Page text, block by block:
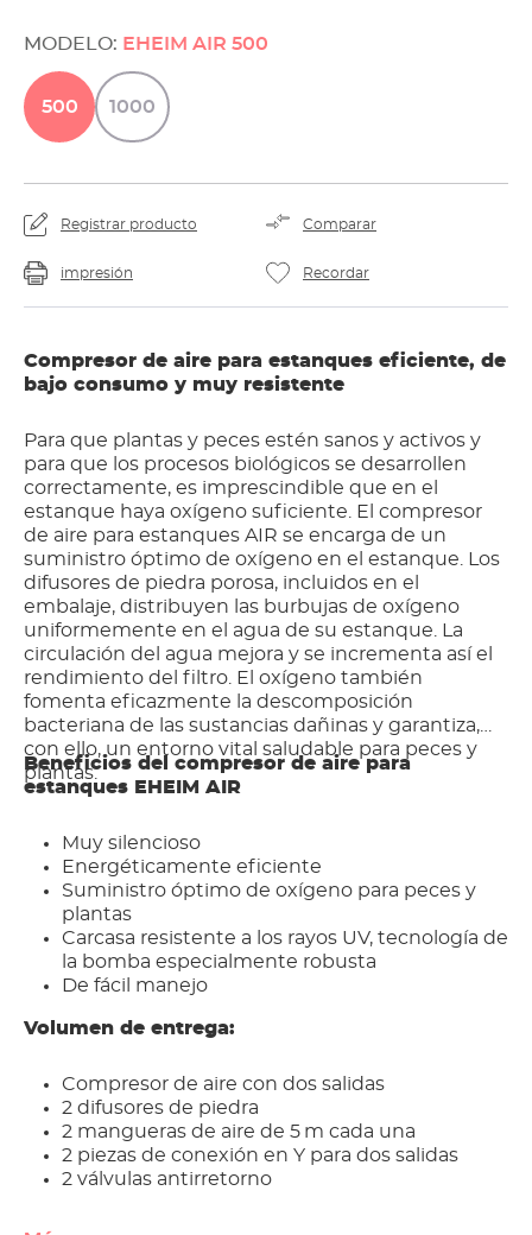
MODELO: EHEIM AIR 500
500 1000
Registrar producto Comparar
impresión Recordar
Compresor de aire para estanques eficiente, de
bajo consumo y muy resistente
Para que plantas y peces estén sanos y activos y
para que los procesos biológicos se desarrollen
correctamente, es imprescindible que en el
estanque haya oxígeno suficiente. El compresor
de aire para estanques AIR se encarga de un
suministro óptimo de oxígeno en el estanque. Los
difusores de piedra porosa, incluidos en el
embalaje, distribuyen las burbujas de oxígeno
uniformemente en el agua de su estanque. La
circulación del agua mejora y se incrementa así el
rendimiento del filtro. El oxígeno también
fomenta eficazmente la descomposición
bacteriana de las sustancias dañinas y garantiza,
con ello, un entorno vital saludable para peces y
plantas.
Beneficios del compresor de aire para
estanques EHEIM AIR
Muy silencioso
Energéticamente eficiente
Suministro óptimo de oxígeno para peces y
plantas
Carcasa resistente a los rayos UV, tecnología de
la bomba especialmente robusta
De fácil manejo
Volumen de entrega:
Compresor de aire con dos salidas
2 difusores de piedra
2 mangueras de aire de 5 m cada una
2 piezas de conexión en Y para dos salidas
2 válvulas antirretorno